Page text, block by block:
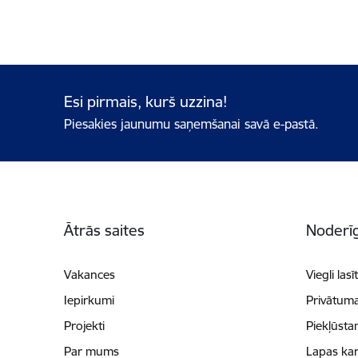
Esi pirmais, kurš uzzina!
Piesakies jaunumu saņemšanai savā e-pastā.
Ātrās saites
Vakances
Iepirkumi
Projekti
Par mums
Viegli lasīt
Lapas